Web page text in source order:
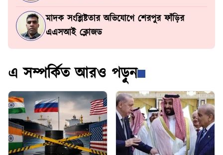
মাদক সংশ্লিষ্টতার অভিযোগে শেরপুর ফাঁড়ির
এএসআই ক্লোজড
এ সম্পর্কিত আরও পড়ুন